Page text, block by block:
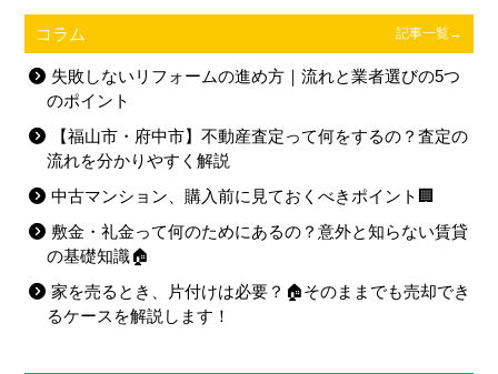
コラム 記事一覧→
失敗しないリフォームの進め方｜流れと業者選びの5つ
のポイント
【福山市・府中市】不動産査定って何をするの？査定の
流れを分かりやすく解説
中古マンション、購入前に見ておくべきポイント🏢
敷金・礼金って何のためにあるの？意外と知らない賃貸
の基礎知識🏠
家を売るとき、片付けは必要？🏠そのままでも売却でき
るケースを解説します！